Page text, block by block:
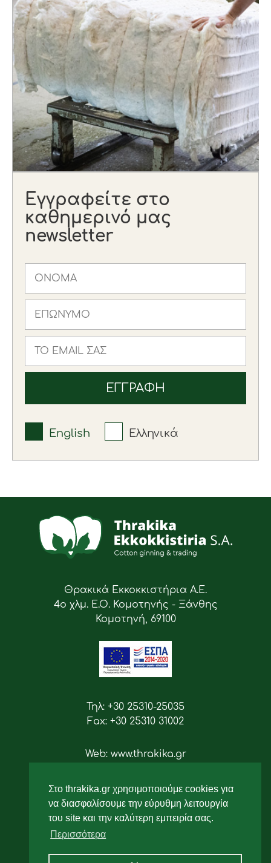
Στο thrakika.gr χρησιμοποιούμε cookies για
να διασφαλίσουμε την εύρυθμη λειτουργία
του site και την καλύτερη εμπειρία σας.
Περισσότερα
Εγγραφείτε στο
καθημερινό μας
newsletter
English Ελληνικά
Θρακικά Εκκοκκιστήρια Α.Ε.
4ο χλμ. Ε.Ο. Κομοτηνής - Ξάνθης
Κομοτηνή, 69100
Τηλ: +30 25310-25035
Fax: +30 25310 31002
Web: www.thrakika.gr
Ακολουθήστε μας